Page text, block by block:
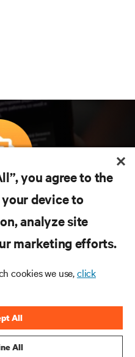
tendências em
sobre os tópicos
com discussões mais
sobre gestão
you agree to the
device to
analyze site
marketing efforts.
cookies we use,click
All
All